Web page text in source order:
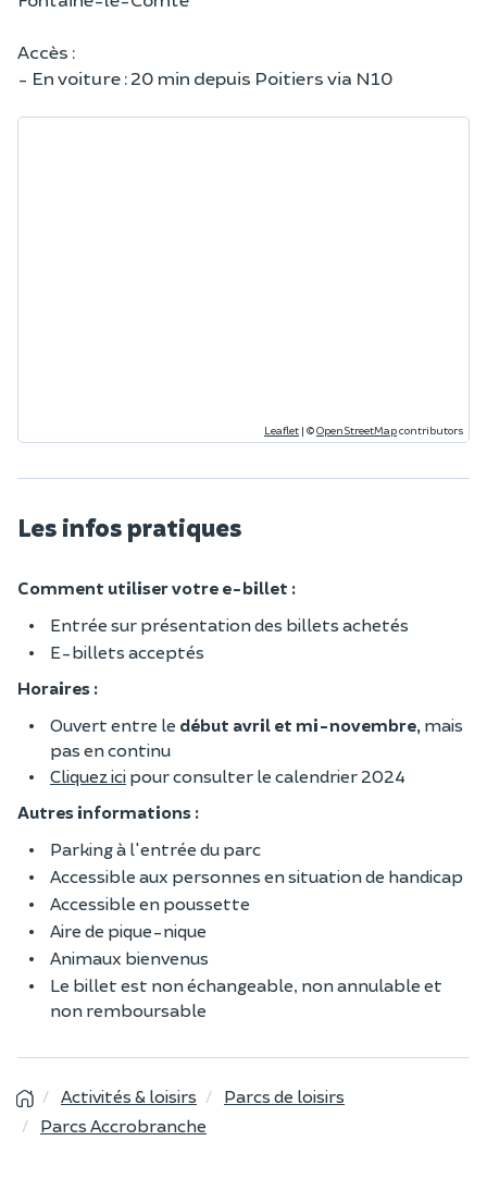
Accès :
- En voiture : 20 min depuis Poitiers via N10
Leaflet | ©OpenStreetMapcontributors
Les infos pratiques
Comment utiliser votre e-billet :
Entrée sur présentation des billets achetés
E-billets acceptés
Horaires :
Ouvert entre le début avril et mi-novembre, mais
pas en continu
Cliquez ici pour consulter le calendrier 2024
Autres informations :
Parking à l'entrée du parc
Accessible aux personnes en situation de handicap
Accessible en poussette
Aire de pique-nique
Animaux bienvenus
Le billet est non échangeable, non annulable et
non remboursable
Activités & loisirs
Parcs de loisirs
Parcs Accrobranche